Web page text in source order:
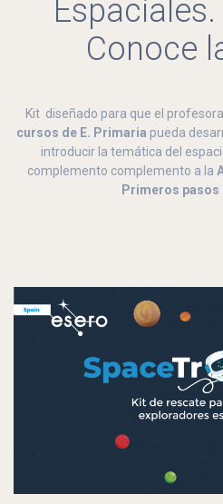
Conoce
Kit diseñado para que el
cursos de E. Primaria pueda
introducir la temática del
complemento complemento a la
Primeros pasos